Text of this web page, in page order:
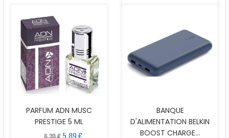
PARFUM ADN MUSC
PRESTIGE 5 ML
BANQUE
D'ALIMENTATION BELKIN
BOOST CHARGE...